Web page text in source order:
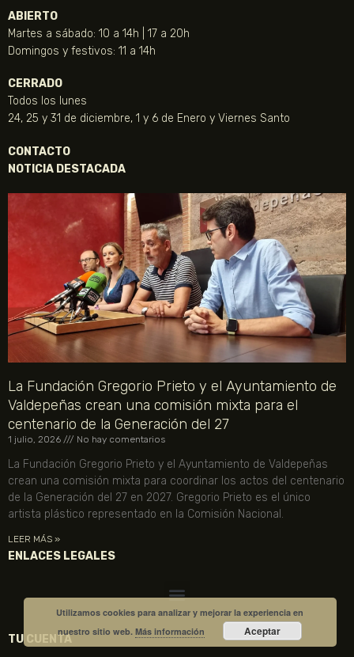
ABIERTO
Martes a sábado: 10 a 14h | 17 a 20h
Domingos y festivos: 11 a 14h
CERRADO
Todos los lunes
24, 25 y 31 de diciembre, 1 y 6 de Enero y Viernes Santo
CONTACTO
NOTICIA DESTACADA
La Fundación Gregorio Prieto y el Ayuntamiento de
Valdepeñas crean una comisión mixta para el
centenario de la Generación del 27
1 julio, 2026 No hay comentarios
La Fundación Gregorio Prieto y el Ayuntamiento de Valdepeñas
crean una comisión mixta para coordinar los actos del centenario
de la Generación del 27 en 2027. Gregorio Prieto es el único
artista plástico representado en la Comisión Nacional.
LEER MÁS »
ENLACES LEGALES
TU CUENTA
Utilizamos cookies para analizar y mejorar la experiencia en
nuestro sitio web.Más información Aceptar